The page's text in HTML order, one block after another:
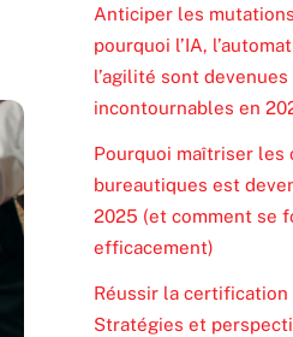
Anticiper les
pourquoi l’IA,
l’agilité sont devenues
incontournables en
Pourquoi maîtriser les
bureautiques est
2025 (et comment se
efficacement)
Réussir la certification
Stratégies et